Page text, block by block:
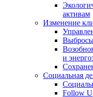
активам
Изменение
Выбросы
и
Социальная
Follow